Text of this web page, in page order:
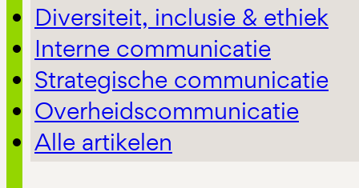
Diversiteit, inclusie & ethiek
Interne communicatie
Strategische communicatie
Overheidscommunicatie
Alle artikelen